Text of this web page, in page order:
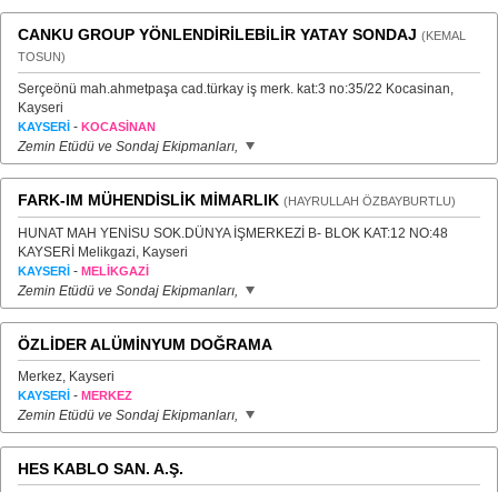
CANKU GROUP YÖNLENDİRİLEBİLİR YATAY SONDAJ (KEMAL
TOSUN)
Serçeönü mah.ahmetpaşa cad.türkay iş merk. kat:3 no:35/22 Kocasinan,
Kayseri
KAYSERİ - KOCASİNAN
Zemin Etüdü ve Sondaj Ekipmanları,
FARK-IM MÜHENDİSLİK MİMARLIK (HAYRULLAH ÖZBAYBURTLU)
HUNAT MAH YENİSU SOK.DÜNYA İŞMERKEZİ B- BLOK KAT:12 NO:48
KAYSERİ Melikgazi, Kayseri
KAYSERİ - MELİKGAZİ
Zemin Etüdü ve Sondaj Ekipmanları,
ÖZLİDER ALÜMİNYUM DOĞRAMA
Merkez, Kayseri
KAYSERİ - MERKEZ
Zemin Etüdü ve Sondaj Ekipmanları,
HES KABLO SAN. A.Ş.